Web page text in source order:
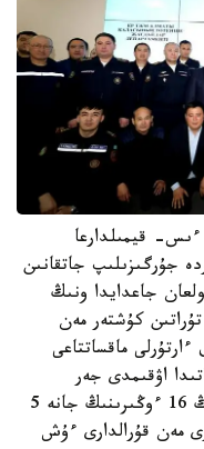
ءىس- قيمىلدارعا
جۇرگىزىلىپ جاتقانىن
جاعدايدا ونىڭ
13371 ادامنان تۇراتىن كۇشتەر مەن
ماقساتتاعى
اۋقىمدى جەر
سىلكىنىسىن جويۋعا قوسىمشا ەلىمىزدىڭ 16 ءوڭىرىنىڭ جانە 5
مەن قۇرالدارى ءۇش